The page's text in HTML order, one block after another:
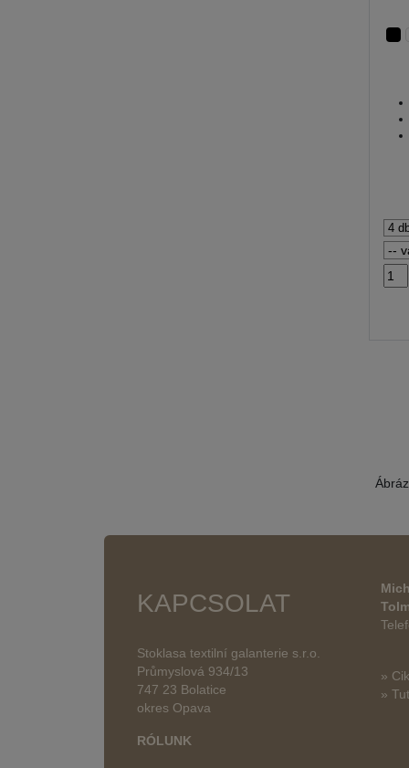
KAPCSOLAT
Stoklasa textilní galanterie s.r.o.
Průmyslová 934/13
747 23 Bolatice
okres Opava
RÓLUNK
»
»